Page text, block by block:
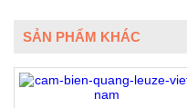
SẢN PHẨM KHÁC